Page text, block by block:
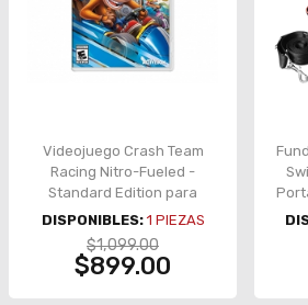
Videojuego Crash Team
Racing Nitro-Fueled -
Standard Edition para
Nintendo Switch
DISPONIBLES: 1 PIEZAS
$1,099.00
$899.00